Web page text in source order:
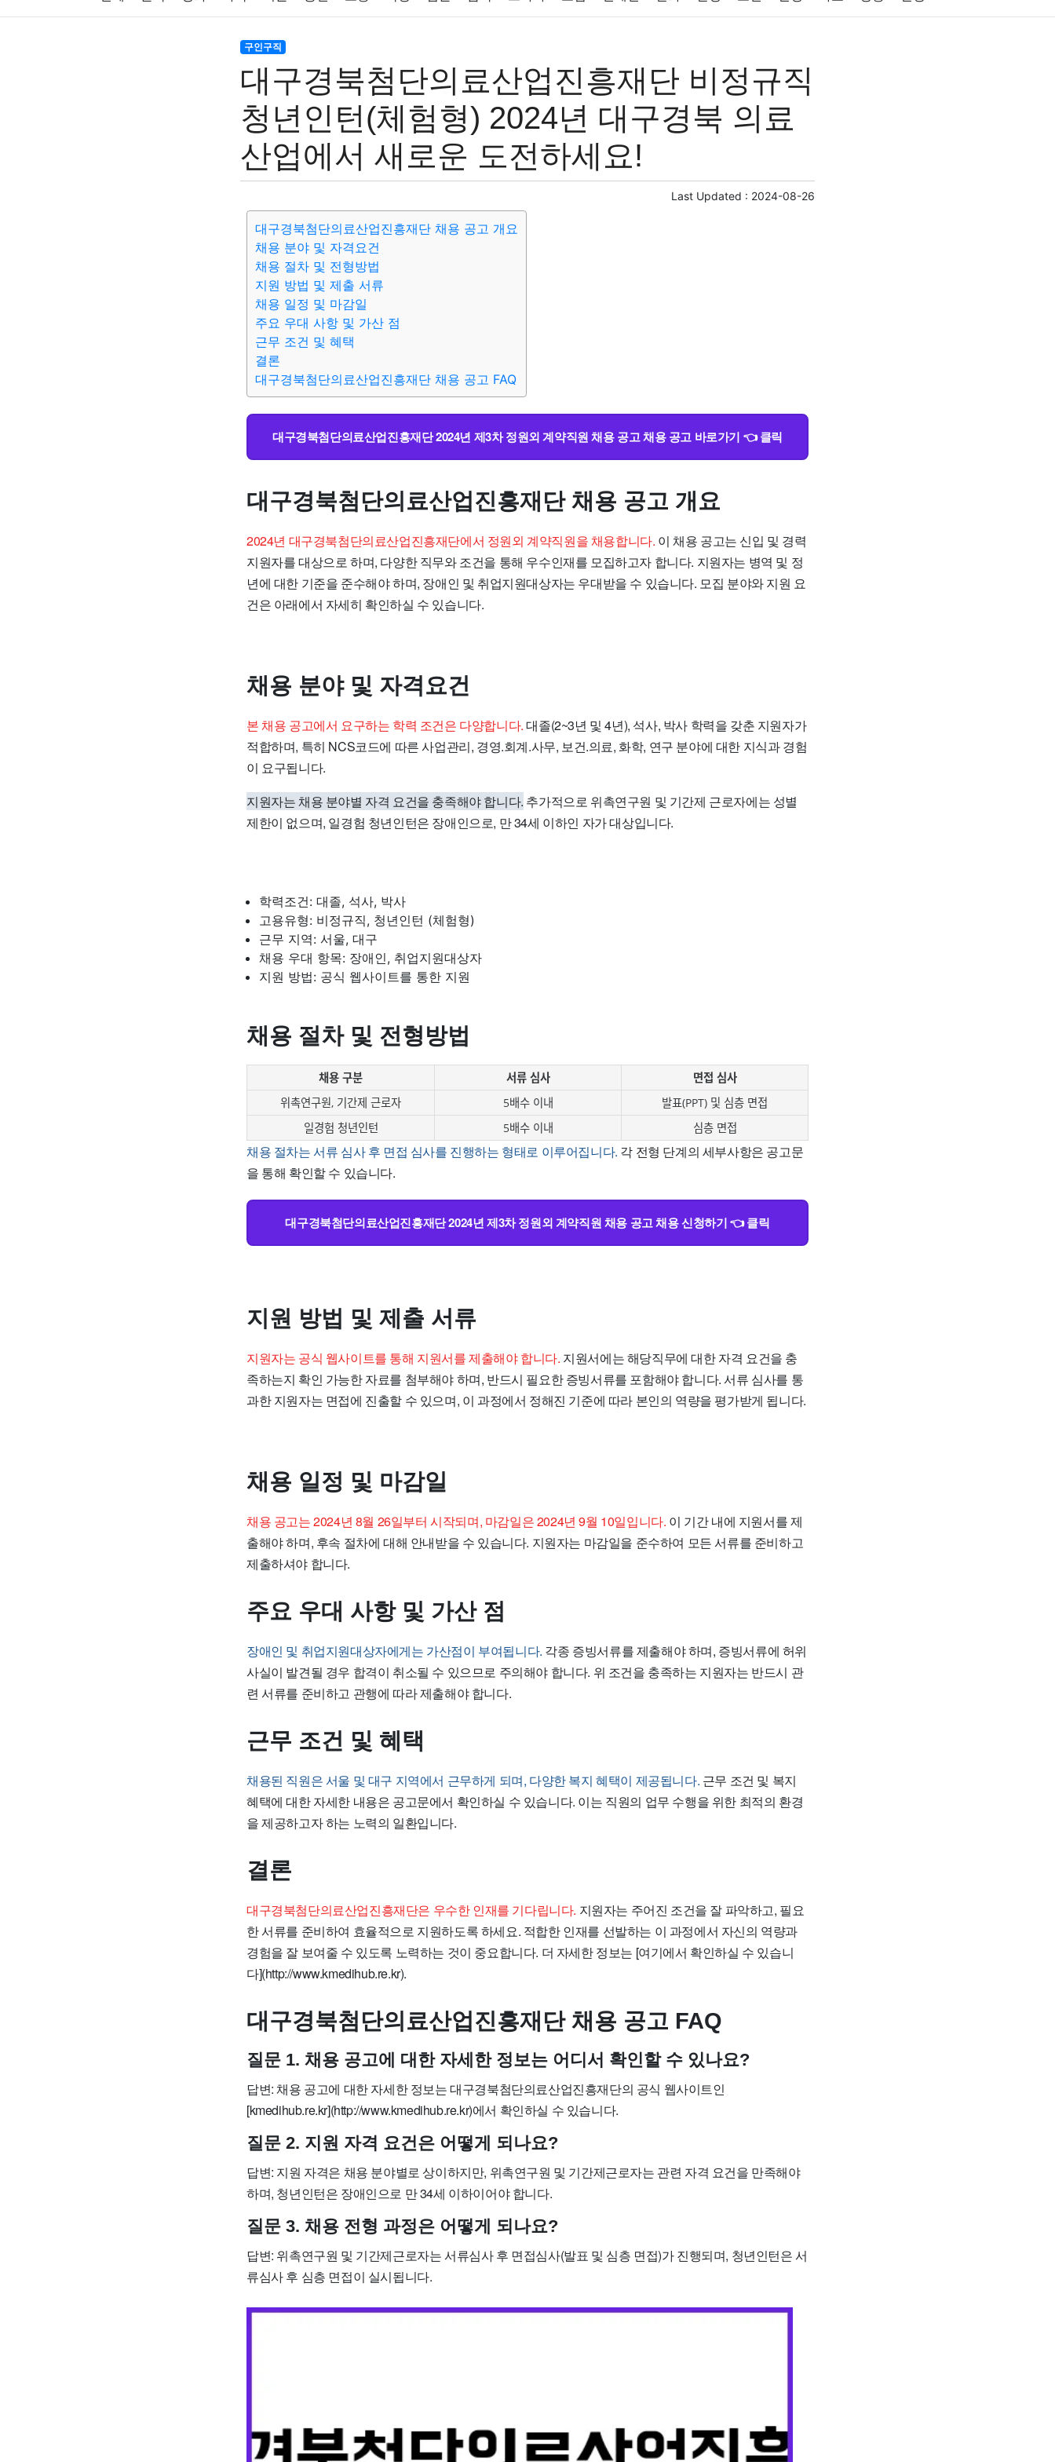
블록체인 결혼
여행 맛집 IT 컴퓨터 기술 종교 사회 정치 건강 의료 의학 경제 마케팅 부동산
구인구직
대구경북첨단의료산업진흥재단 비정규직
청년인턴(체험형) 2024년 대구경북 의료
산업에서 새로운 도전하세요!
Last Updated : 2024-08-26
대구경북첨단의료산업진흥재단 채용 공고 개요
채용 분야 및 자격요건
채용 절차 및 전형방법
지원 방법 및 제출 서류
채용 일정 및 마감일
주요 우대 사항 및 가산 점
근무 조건 및 혜택
결론
대구경북첨단의료산업진흥재단 채용 공고 FAQ
대구경북첨단의료산업진흥재단 2024년 제3차 정원외 계약직원 채용 공고 채용 공고 바로가기 👈 클릭
대구경북첨단의료산업진흥재단 채용 공고 개요
2024년 대구경북첨단의료산업진흥재단에서 정원외 계약직원을 채용합니다. 이 채용 공고는 신입 및 경력
지원자를 대상으로 하며, 다양한 직무와 조건을 통해 우수인재를 모집하고자 합니다. 지원자는 병역 및 정
년에 대한 기준을 준수해야 하며, 장애인 및 취업지원대상자는 우대받을 수 있습니다. 모집 분야와 지원 요
건은 아래에서 자세히 확인하실 수 있습니다.
채용 분야 및 자격요건
본 채용 공고에서 요구하는 학력 조건은 다양합니다.대졸(2~3년 및 4년), 석사, 박사 학력을 갖춘 지원자가
적합하며, 특히 NCS코드에 따른 사업관리, 경영.회계.사무, 보건.의료, 화학, 연구 분야에 대한 지식과 경험
이 요구됩니다.
지원자는 채용 분야별 자격 요건을 충족해야 합니다. 추가적으로 위촉연구원 및 기간제 근로자에는 성별
제한이 없으며, 일경험 청년인턴은 장애인으로, 만 34세 이하인 자가 대상입니다.
학력조건: 대졸, 석사, 박사
고용유형: 비정규직, 청년인턴 (체험형)
근무 지역: 서울, 대구
채용 우대 항목: 장애인, 취업지원대상자
지원 방법: 공식 웹사이트를 통한 지원
채용 절차 및 전형방법
채용 구분 서류 심사
면접 심사
위촉연구원, 기간제 근로자
5배수 이내
발표(PPT) 및 심층 면접
일경험 청년인턴
5배수 이내 심층 면접
채용 절차는 서류 심사 후 면접 심사를 진행하는 형태로 이루어집니다. 각 전형 단계의 세부사항은 공고문
을 통해 확인할 수 있습니다.
대구경북첨단의료산업진흥재단 2024년 제3차 정원외 계약직원 채용 공고 채용 신청하기 👈 클릭
지원 방법 및 제출 서류
지원자는 공식 웹사이트를 통해 지원서를 제출해야 합니다. 지원서에는 해당직무에 대한 자격 요건을 충
족하는지 확인 가능한 자료를 첨부해야 하며, 반드시 필요한 증빙서류를 포함해야 합니다. 서류 심사를 통
과한 지원자는 면접에 진출할 수 있으며, 이 과정에서 정해진 기준에 따라 본인의 역량을 평가받게 됩니다.
채용 일정 및 마감일
채용 공고는 2024년 8월 26일부터 시작되며, 마감일은 2024년 9월 10일입니다. 이 기간 내에 지원서를 제
출해야 하며, 후속 절차에 대해 안내받을 수 있습니다. 지원자는 마감일을 준수하여 모든 서류를 준비하고
제출하셔야 합니다.
주요 우대 사항 및 가산 점
장애인 및 취업지원대상자에게는 가산점이 부여됩니다. 각종 증빙서류를 제출해야 하며, 증빙서류에 허위
사실이 발견될 경우 합격이 취소될 수 있으므로 주의해야 합니다. 위 조건을 충족하는 지원자는 반드시 관
련 서류를 준비하고 관행에 따라 제출해야 합니다.
근무 조건 및 혜택
채용된 직원은 서울 및 대구 지역에서 근무하게 되며, 다양한 복지 혜택이 제공됩니다. 근무 조건 및 복지
혜택에 대한 자세한 내용은 공고문에서 확인하실 수 있습니다. 이는 직원의 업무 수행을 위한 최적의 환경
을 제공하고자 하는 노력의 일환입니다.
결론
대구경북첨단의료산업진흥재단은 우수한 인재를 기다립니다. 지원자는 주어진 조건을 잘 파악하고, 필요
한 서류를 준비하여 효율적으로 지원하도록 하세요. 적합한 인재를 선발하는 이 과정에서 자신의 역량과
경험을 잘 보여줄 수 있도록 노력하는 것이 중요합니다. 더 자세한 정보는 [여기에서 확인하실 수 있습니
다](http://www.kmedihub.re.kr).
대구경북첨단의료산업진흥재단 채용 공고 FAQ
질문 1. 채용 공고에 대한 자세한 정보는 어디서 확인할 수 있나요?
답변: 채용 공고에 대한 자세한 정보는 대구경북첨단의료산업진흥재단의 공식 웹사이트인
[kmedihub.re.kr](http://www.kmedihub.re.kr)에서 확인하실 수 있습니다.
질문 2. 지원 자격 요건은 어떻게 되나요?
답변: 지원 자격은 채용 분야별로 상이하지만, 위촉연구원 및 기간제근로자는 관련 자격 요건을 만족해야
하며, 청년인턴은 장애인으로 만 34세 이하이어야 합니다.
질문 3. 채용 전형 과정은 어떻게 되나요?
답변: 위촉연구원 및 기간제근로자는 서류심사 후 면접심사(발표 및 심층 면접)가 진행되며, 청년인턴은 서
류심사 후 심층 면접이 실시됩니다.